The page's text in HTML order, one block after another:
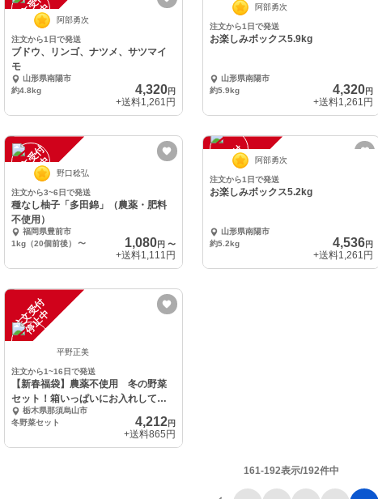
注
文
受
付
停
止
中 阿部勇次
注文から1日で発送
ブドウ、リンゴ、ナツメ、サツマイ
モ
山形県南陽市
約4.8kg
4,320円
+送料1,261円
注
文
受
付
停
止
中 阿部勇次
注文から1日で発送
お楽しみボックス5.9kg
山形県南陽市
約5.9kg
4,320円
+送料1,261円
注
文
受
付
停
止
中 野口稔弘
注文から3~6日で発送
種なし柚子「多田錦」（農薬・肥料
不使用）
福岡県豊前市
1kg（20個前後）
〜 1,080円 〜
+送料1,111円
注
文
受
付
停
止
中 阿部勇次
注文から1日で発送
お楽しみボックス5.2kg
山形県南陽市
約5.2kg
4,536円
+送料1,261円
注
文
受
付
停
止
中
平野正美
注文から1~16日で発送
【新春福袋】農薬不使用 冬の野菜
セット！箱いっぱいにお入れしてお
送りいたします。
栃木県那須烏山市
冬野菜セット
4,212円
+送料865円
161-192表示/192件中